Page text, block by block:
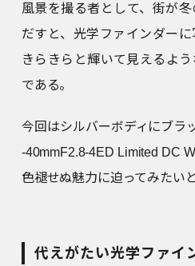
風景を撮る者として、街が
だすと、光学ファインダー
きらきらと輝いて見えるよ
である。
今回はシルバーボディにブラ
-40mmF2.8-4ED Limited DC
色褪せぬ魅力に迫ってみたいと
代えがたい光学ファイ